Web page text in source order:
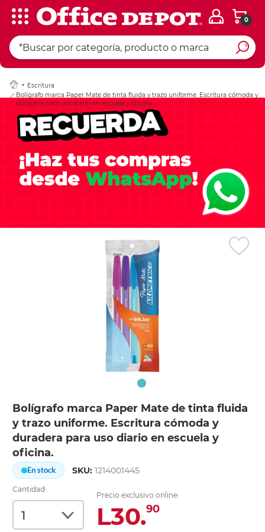
0
Escritura
Bolígrafo marca Paper Mate de tinta fluida y trazo uniforme. Escritura cómoda y
duradera para uso diario en escuela y oficina.
Bolígrafo marca Paper Mate de tinta fluida
y trazo uniforme. Escritura cómoda y
duradera para uso diario en escuela y
oficina.
En stock SKU:1214001445
Cantidad
Precio exclusivo online:
L30.90
Ingresar Codigo